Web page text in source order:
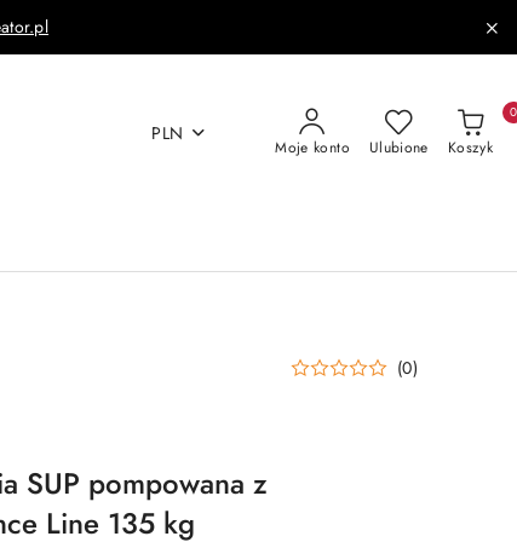
PLN
Moje konto Ulubione Koszyk
0
(0)
SUP pompowana z
Line 135 kg